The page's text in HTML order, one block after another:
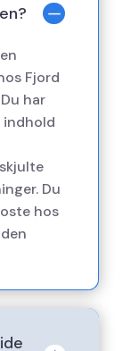
for
til
K
Fjord
har
indhold
Du
hos